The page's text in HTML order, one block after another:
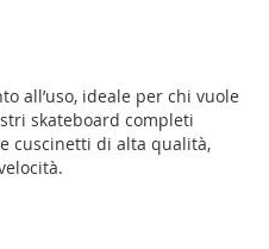
all’uso, ideale per chi vuole
skateboard completi
cuscinetti di alta qualità,